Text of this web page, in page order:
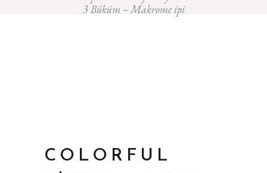
3 Büküm – Makrome ipi
COLORFUL